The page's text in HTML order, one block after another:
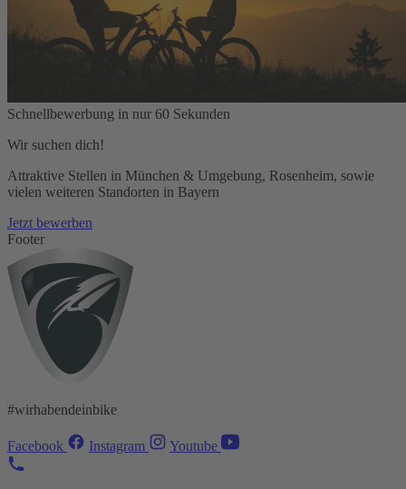
Schnellbewerbung in nur 60 Sekunden
Wir suchen dich!
Attraktive Stellen in München & Umgebung, Rosenheim, sowie
vielen weiteren Standorten in Bayern
Jetzt bewerben
Footer
#wirhabendeinbike
Facebook Instagram Youtube